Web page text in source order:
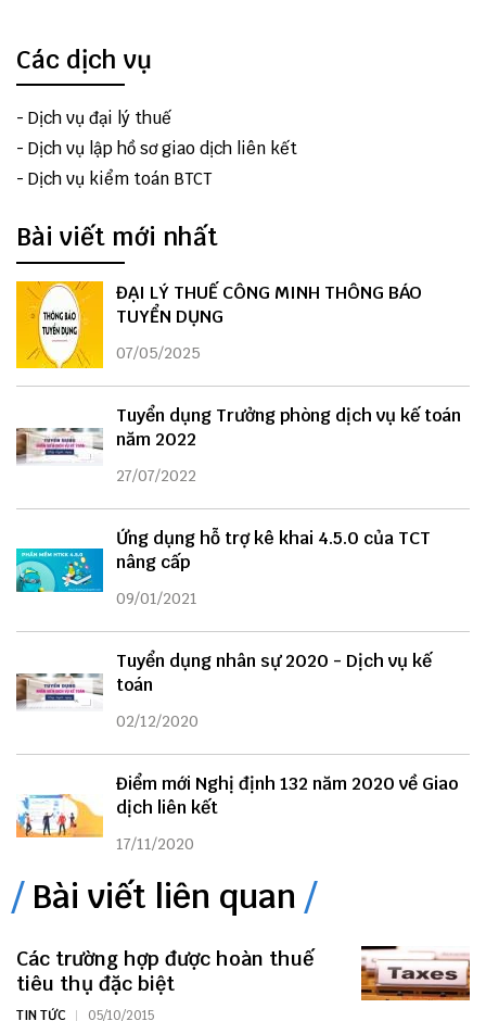
Các dịch vụ
- Dịch vụ đại lý thuế
- Dịch vụ lập hồ sơ giao dịch liên kết
- Dịch vụ kiểm toán BTCT
Bài viết mới nhất
ĐẠI LÝ THUẾ CÔNG MINH THÔNG BÁO
TUYỂN DỤNG
07/05/2025
Tuyển dụng Trưởng phòng dịch vụ kế toán
năm 2022
27/07/2022
Ứng dụng hỗ trợ kê khai 4.5.0 của TCT
nâng cấp
09/01/2021
Tuyển dụng nhân sự 2020 - Dịch vụ kế
toán
02/12/2020
Điểm mới Nghị định 132 năm 2020 về Giao
dịch liên kết
17/11/2020
Bài viết liên quan
Các trường hợp được hoàn thuế
tiêu thụ đặc biệt
TIN TỨC 05/10/2015